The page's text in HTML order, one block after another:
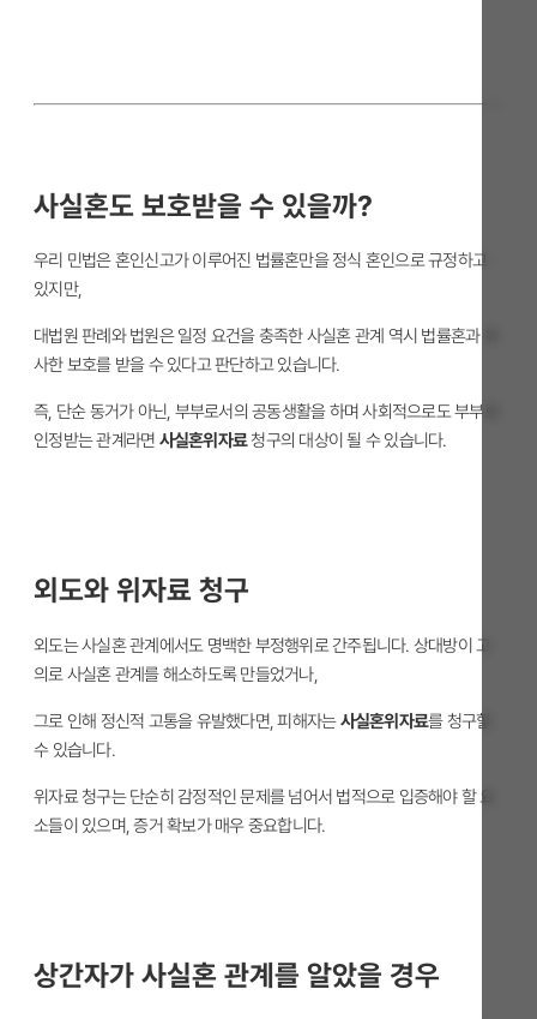
사실혼도 보호받을 수 있을까?
우리 민법은 혼인신고가 이루어진 법률혼만을 정식 혼인으로 규정하고
있지만,
대법원 판례와 법원은 일정 요건을 충족한 사실혼 관계 역시 법률혼과 유
사한 보호를 받을 수 있다고 판단하고 있습니다.
즉, 단순 동거가 아닌, 부부로서의 공동생활을 하며 사회적으로도 부부로
인정받는 관계라면 사실혼위자료청구의 대상이 될 수 있습니다.
외도와 위자료 청구
외도는 사실혼 관계에서도 명백한 부정행위로 간주됩니다. 상대방이 고
의로 사실혼 관계를 해소하도록 만들었거나,
그로 인해 정신적 고통을 유발했다면, 피해자는사실혼위자료를 청구할
수 있습니다.
위자료 청구는 단순히 감정적인 문제를 넘어서 법적으로 입증해야 할 요
소들이 있으며, 증거 확보가 매우 중요합니다.
상간자가 사실혼 관계를 알았을 경우